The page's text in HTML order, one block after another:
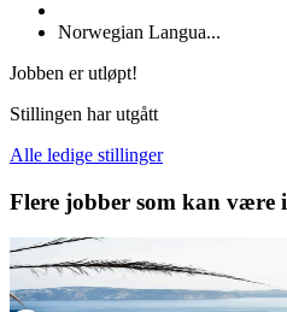
Norwegian Langua...
Jobben er utløpt!
Stillingen har utgått
Alle ledige stillinger
Flere jobber som kan være